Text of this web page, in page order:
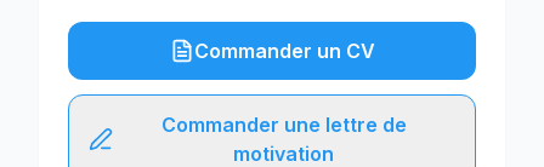
Commander un CV
Commander une lettre de
motivation